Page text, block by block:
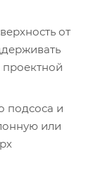
от
подсоса и
или